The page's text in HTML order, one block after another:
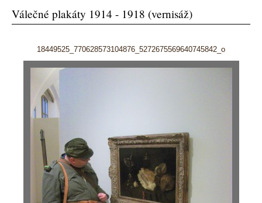
Válečné plakáty 1914 - 1918 (vernisáž)
18449525_770628573104876_5272675569640745842_o